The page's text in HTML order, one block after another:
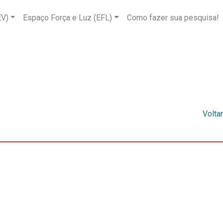
Espaço Força e Luz (EFL) Como fazer sua pesquisa!
Voltar